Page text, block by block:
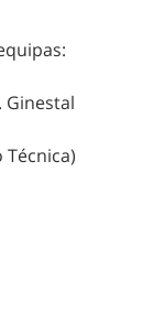
Ginestal
Técnica)